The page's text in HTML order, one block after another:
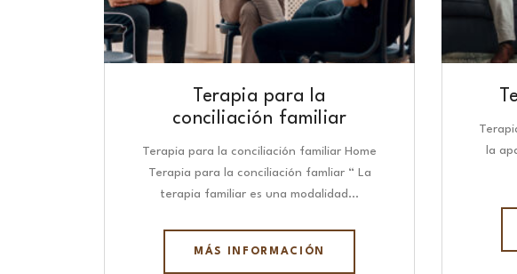
Terapia para la
conciliación familiar
Terapia para la conciliación familiar Home
Terapia para la conciliación famliar “ La
terapia familiar es una modalidad…
MÁS INFORMACIÓN
la